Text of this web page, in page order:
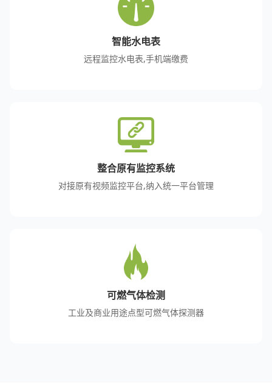
智能水电表
远程监控水电表,手机端缴费
整合原有监控系统
对接原有视频监控平台,纳入统一平台管理
可燃气体检测
工业及商业用途点型可燃气体探测器